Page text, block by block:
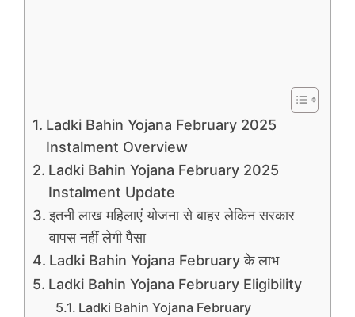
Ladki Bahin Yojana February 2025
Instalment Overview
Ladki Bahin Yojana February 2025
Instalment Update
इतनी लाख महिलाएं योजना से बाहर लेकिन सरकार
वापस नहीं लेगी पैसा
Ladki Bahin Yojana February के लाभ
Ladki Bahin Yojana February Eligibility
Ladki Bahin Yojana February